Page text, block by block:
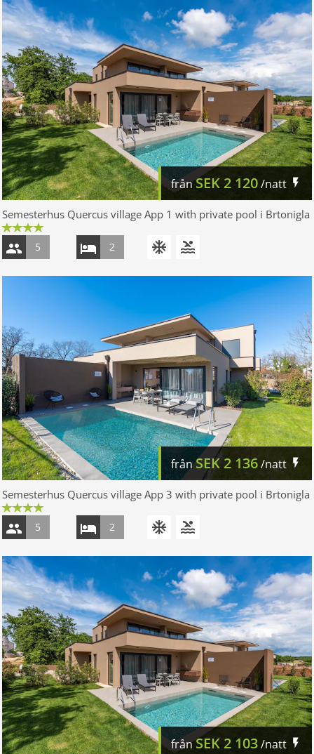
frånSEK2 120/natt
Semesterhus Quercus village App 1 with private pool i Brtonigla
5 2
frånSEK2 136/natt
Semesterhus Quercus village App 3 with private pool i Brtonigla
5 2
frånSEK2 103/natt